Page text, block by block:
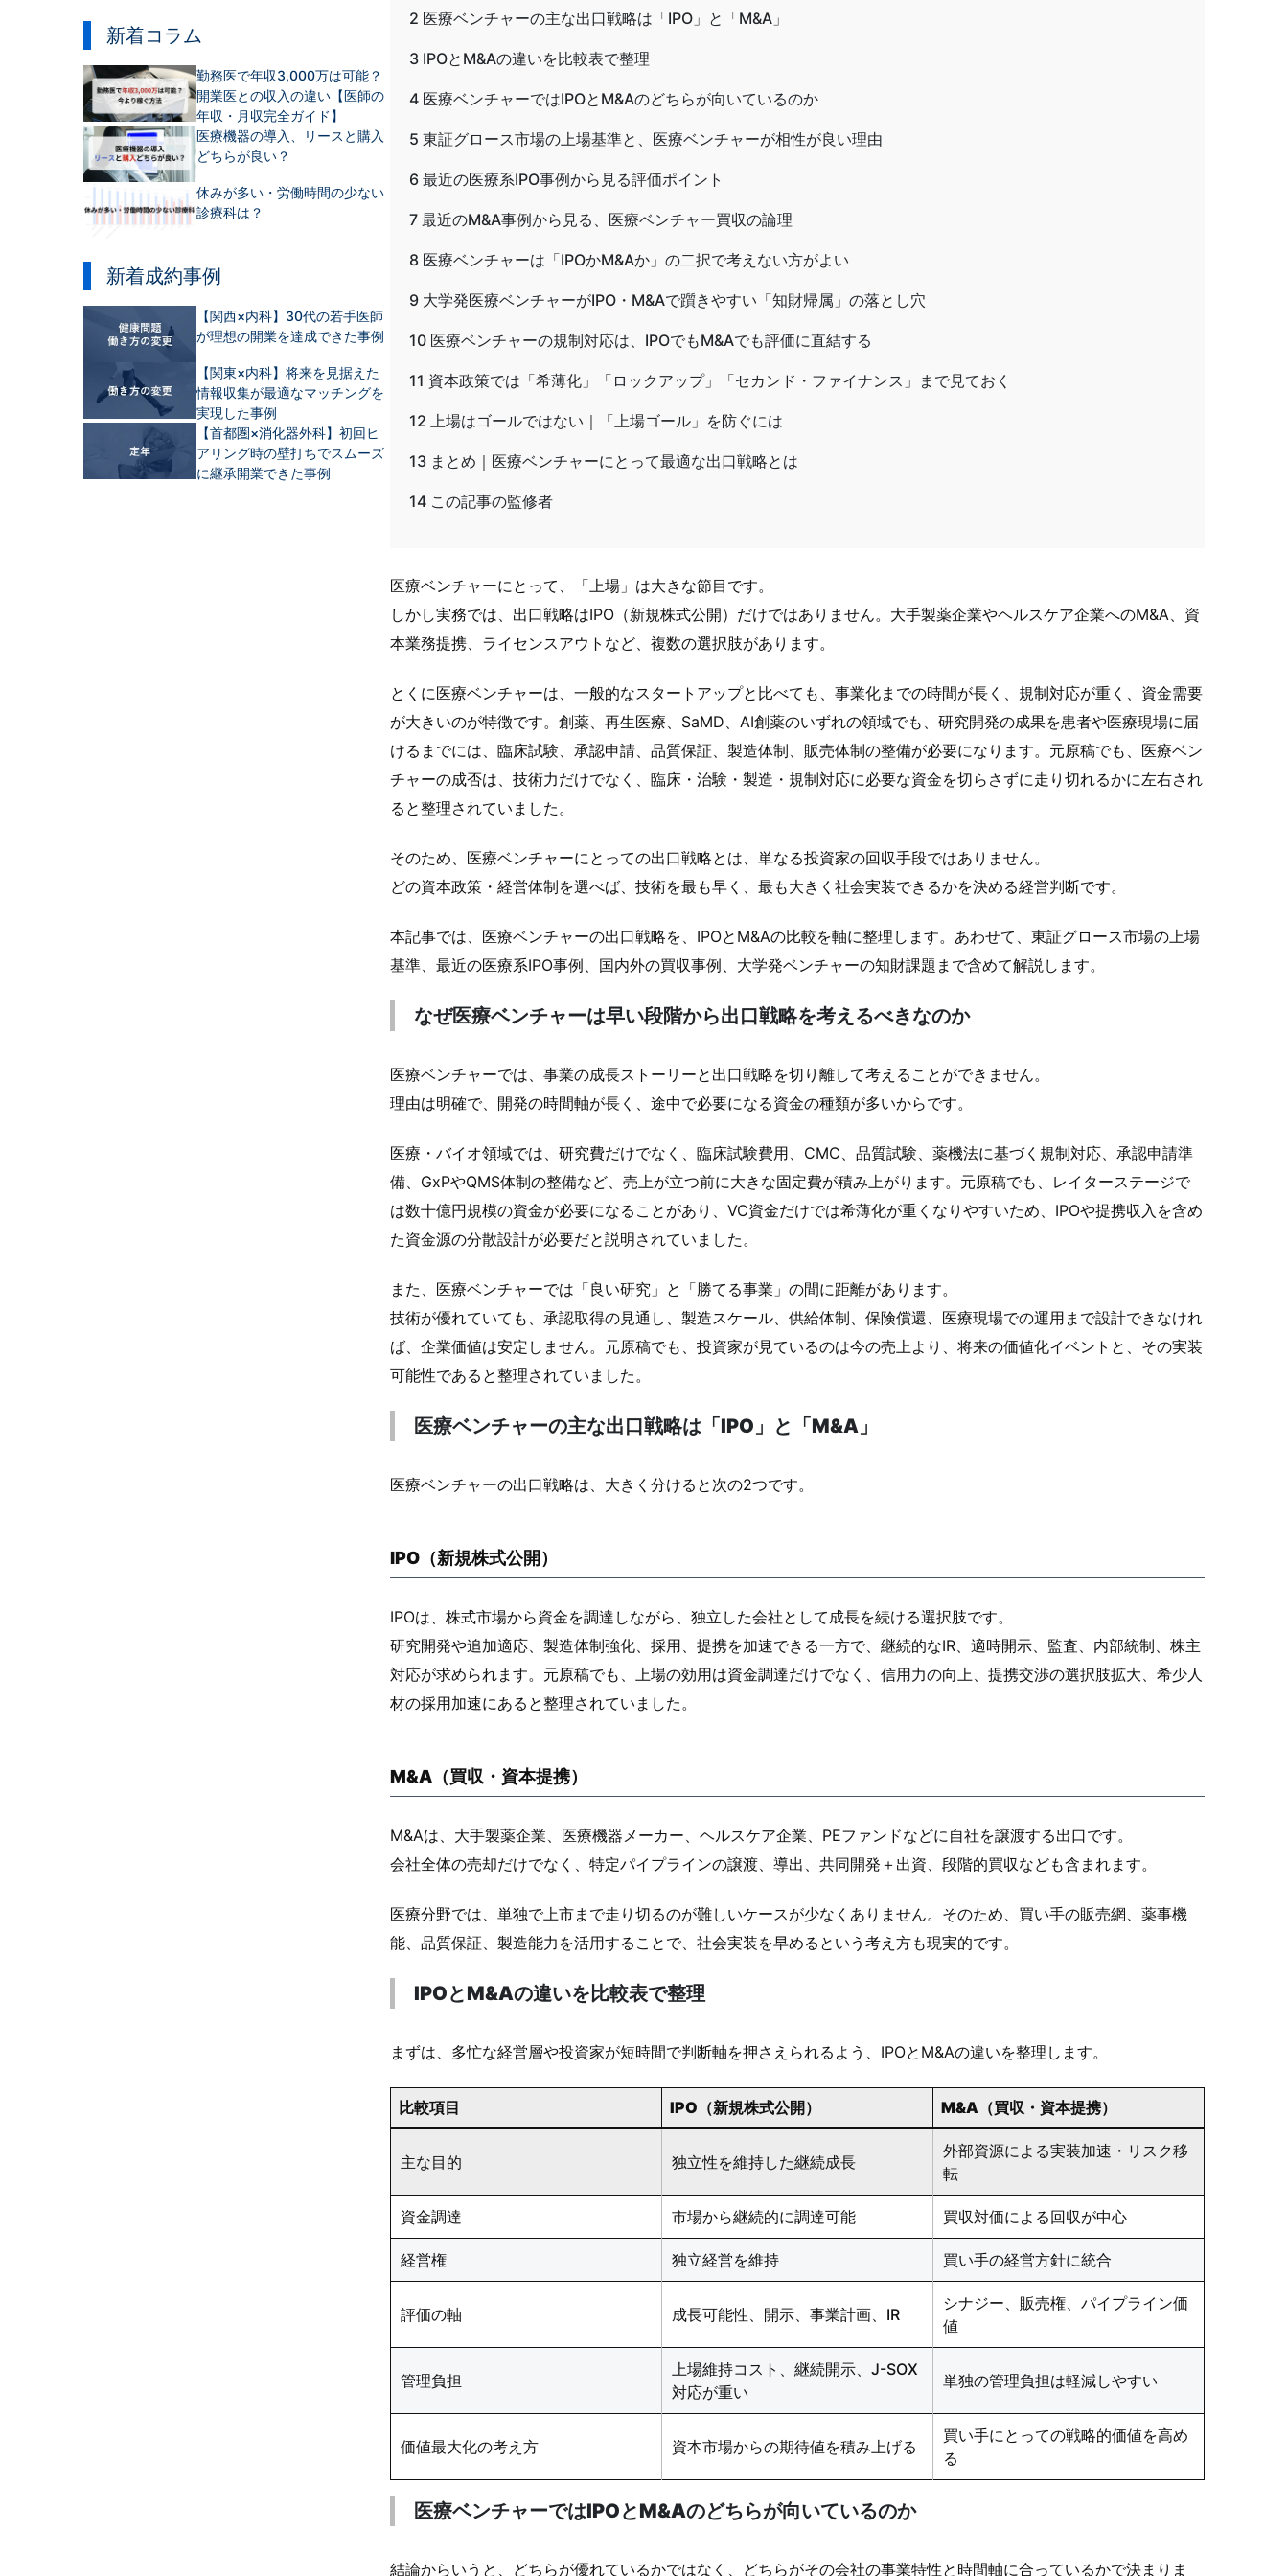
新着コラム
勤務医で年収3,000万は可能？
開業医との収入の違い【医師の
年収・月収完全ガイド】
医療機器の導入、リースと購入
どちらが良い？
休みが多い・労働時間の少ない
診療科は？
新着成約事例
【関西×内科】30代の若手医師
が理想の開業を達成できた事例
【関東×内科】将来を見据えた
情報収集が最適なマッチングを
実現した事例
【首都圏×消化器外科】初回ヒ
アリング時の壁打ちでスムーズ
に継承開業できた事例
2 医療ベンチャーの主な出口戦略は「IPO」と「M&A」
3 IPOとM&Aの違いを比較表で整理
4 医療ベンチャーではIPOとM&Aのどちらが向いているのか
5 東証グロース市場の上場基準と、医療ベンチャーが相性が良い理由
6 最近の医療系IPO事例から見る評価ポイント
7 最近のM&A事例から見る、医療ベンチャー買収の論理
8 医療ベンチャーは「IPOかM&Aか」の二択で考えない方がよい
9 大学発医療ベンチャーがIPO・M&Aで躓きやすい「知財帰属」の落とし穴
10 医療ベンチャーの規制対応は、IPOでもM&Aでも評価に直結する
11 資本政策では「希薄化」「ロックアップ」「セカンド・ファイナンス」まで見ておく
12 上場はゴールではない｜「上場ゴール」を防ぐには
13 まとめ｜医療ベンチャーにとって最適な出口戦略とは
14 この記事の監修者
医療ベンチャーにとって、「上場」は大きな節目です。
しかし実務では、出口戦略はIPO（新規株式公開）だけではありません。大手製薬企業やヘルスケア企業へのM&A、資
本業務提携、ライセンスアウトなど、複数の選択肢があります。
とくに医療ベンチャーは、一般的なスタートアップと比べても、事業化までの時間が長く、規制対応が重く、資金需要
が大きいのが特徴です。創薬、再生医療、SaMD、AI創薬のいずれの領域でも、研究開発の成果を患者や医療現場に届
けるまでには、臨床試験、承認申請、品質保証、製造体制、販売体制の整備が必要になります。元原稿でも、医療ベン
チャーの成否は、技術力だけでなく、臨床・治験・製造・規制対応に必要な資金を切らさずに走り切れるかに左右され
ると整理されていました。
そのため、医療ベンチャーにとっての出口戦略とは、単なる投資家の回収手段ではありません。
どの資本政策・経営体制を選べば、技術を最も早く、最も大きく社会実装できるかを決める経営判断です。
本記事では、医療ベンチャーの出口戦略を、IPOとM&Aの比較を軸に整理します。あわせて、東証グロース市場の上場
基準、最近の医療系IPO事例、国内外の買収事例、大学発ベンチャーの知財課題まで含めて解説します。
なぜ医療ベンチャーは早い段階から出口戦略を考えるべきなのか
医療ベンチャーでは、事業の成長ストーリーと出口戦略を切り離して考えることができません。
理由は明確で、開発の時間軸が長く、途中で必要になる資金の種類が多いからです。
医療・バイオ領域では、研究費だけでなく、臨床試験費用、CMC、品質試験、薬機法に基づく規制対応、承認申請準
備、GxPやQMS体制の整備など、売上が立つ前に大きな固定費が積み上がります。元原稿でも、レイターステージで
は数十億円規模の資金が必要になることがあり、VC資金だけでは希薄化が重くなりやすいため、IPOや提携収入を含め
た資金源の分散設計が必要だと説明されていました。
また、医療ベンチャーでは「良い研究」と「勝てる事業」の間に距離があります。
技術が優れていても、承認取得の見通し、製造スケール、供給体制、保険償還、医療現場での運用まで設計できなけれ
ば、企業価値は安定しません。元原稿でも、投資家が見ているのは今の売上より、将来の価値化イベントと、その実装
可能性であると整理されていました。
医療ベンチャーの主な出口戦略は「IPO」と「M&A」
医療ベンチャーの出口戦略は、大きく分けると次の2つです。
IPO（新規株式公開）
IPOは、株式市場から資金を調達しながら、独立した会社として成長を続ける選択肢です。
研究開発や追加適応、製造体制強化、採用、提携を加速できる一方で、継続的なIR、適時開示、監査、内部統制、株主
対応が求められます。元原稿でも、上場の効用は資金調達だけでなく、信用力の向上、提携交渉の選択肢拡大、希少人
材の採用加速にあると整理されていました。
M&A（買収・資本提携）
M&Aは、大手製薬企業、医療機器メーカー、ヘルスケア企業、PEファンドなどに自社を譲渡する出口です。
会社全体の売却だけでなく、特定パイプラインの譲渡、導出、共同開発＋出資、段階的買収なども含まれます。
医療分野では、単独で上市まで走り切るのが難しいケースが少なくありません。そのため、買い手の販売網、薬事機
能、品質保証、製造能力を活用することで、社会実装を早めるという考え方も現実的です。
IPOとM&Aの違いを比較表で整理
まずは、多忙な経営層や投資家が短時間で判断軸を押さえられるよう、IPOとM&Aの違いを整理します。
比較項目 IPO（新規株式公開） M&A（買収・資本提携）
主な目的 独立性を維持した継続成長
外部資源による実装加速・リスク移
転
資金調達 市場から継続的に調達可能 買収対価による回収が中心
経営権 独立経営を維持 買い手の経営方針に統合
評価の軸 成長可能性、開示、事業計画、IR
シナジー、販売権、パイプライン価
値
管理負担
上場維持コスト、継続開示、J-SOX
対応が重い
単独の管理負担は軽減しやすい
価値最大化の考え方 資本市場からの期待値を積み上げる
買い手にとっての戦略的価値を高め
る
医療ベンチャーではIPOとM&Aのどちらが向いているのか
結論からいうと、どちらが優れているかではなく、どちらがその会社の事業特性と時間軸に合っているかで決まりま